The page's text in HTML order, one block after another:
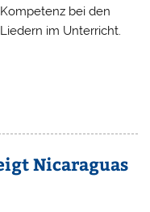
bei den
im Unterricht.
Nicaraguas